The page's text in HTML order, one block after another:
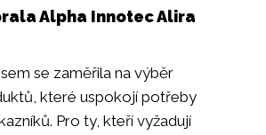
Alpha Innotec Alira
se zaměřila na výběr
které uspokojí potřeby
Pro ty, kteří vyžadují